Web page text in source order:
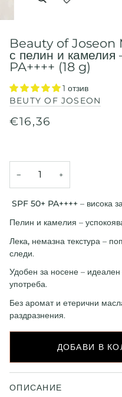
Beauty of
с пелин и камелия
PA++++ (18 g)
1 отзив
BEUTY OF JOSEON
€16,36
− +
SPF 50+ PA++++ – висока
Пелин и камелия –
Лека, немазна текстура –
следи.
Удобен за носене –
употреба.
Без аромат и етерични
раздразнения.
ДОБАВИ В
ОПИСАНИЕ